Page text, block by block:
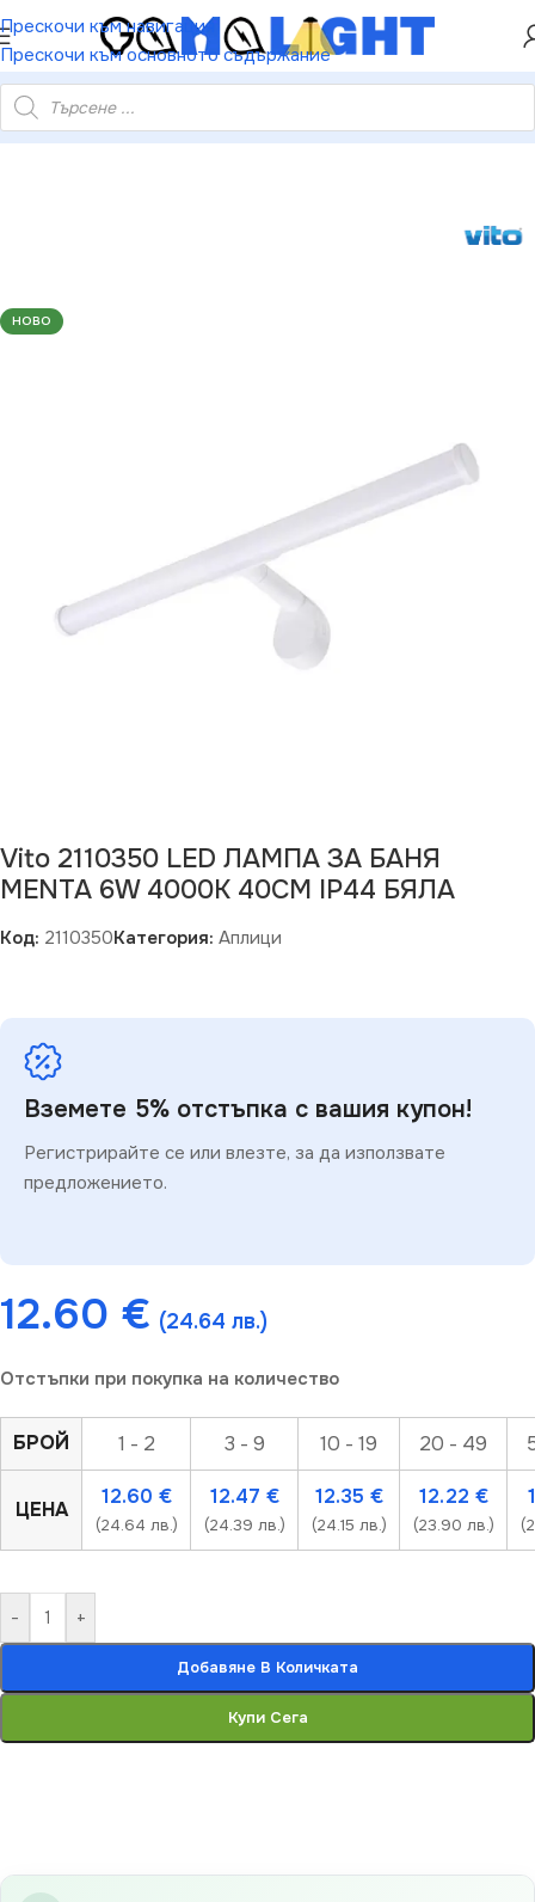
Прескочи към навигация
Прескочи към основното съдържание
НАМАЛЕНИЕ ОТ 5%
LED ЛАМПА ЗА БАНЯ MENTA 6W 4000K 40CM IP44 БЯЛА
НОВО
Vito 2110350 LED ЛАМПА ЗА БАНЯ
MENTA 6W 4000K 40CM IP44 БЯЛА
Код: 2110350Категория: Аплици
Вземете 5% отстъпка с вашия купон!
Регистрирайте се или влезте, за да използвате
предложението.
12.60 € (24.64 лв.)
Отстъпки при покупка на количество
БРОЙ 1 - 2 3 - 9 10 - 19 20 - 49
ЦЕНА
12.60 €
(24.64 лв.)
12.47 €
(24.39 лв.)
12.35 €
(24.15 лв.)
12.22 €
(23.90 лв.)
- +
Добавяне В Количката
Купи Сега